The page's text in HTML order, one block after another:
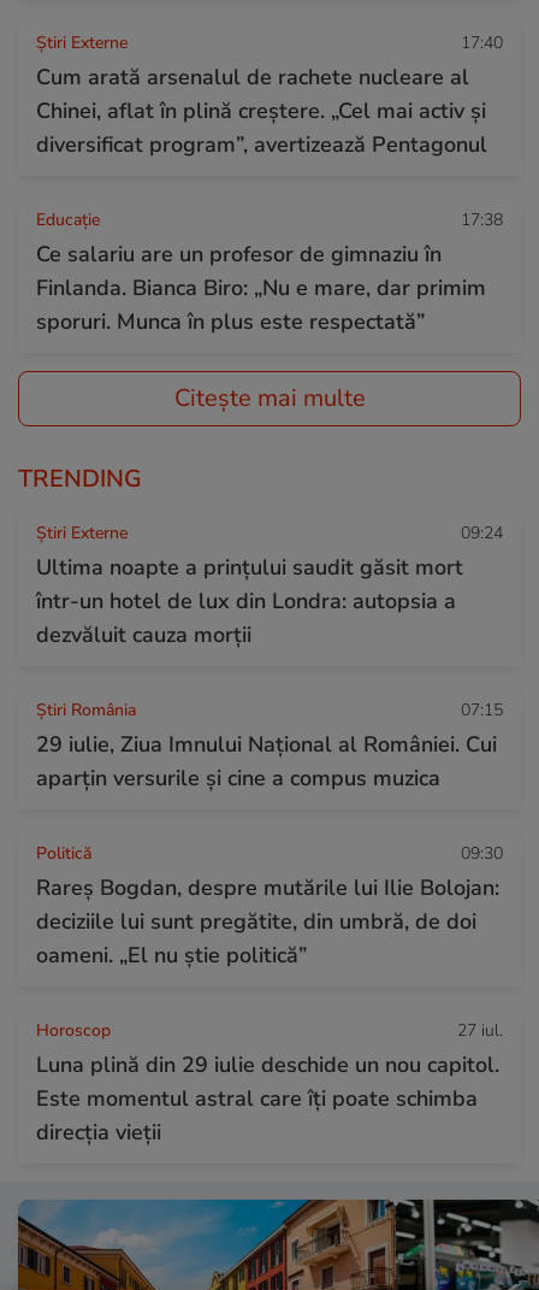
Știri Externe 17:40
Cum arată arsenalul de rachete nucleare al
Chinei, aflat în plină creștere. „Cel mai activ și
diversificat program”, avertizează Pentagonul
Educație 17:38
Ce salariu are un profesor de gimnaziu în
Finlanda. Bianca Biro: „Nu e mare, dar primim
sporuri. Munca în plus este respectată”
Citește mai multe
TRENDING
Știri Externe 09:24
Ultima noapte a prințului saudit găsit mort
într-un hotel de lux din Londra: autopsia a
dezvăluit cauza morții
Știri România 07:15
29 iulie, Ziua Imnului Național al României. Cui
aparțin versurile și cine a compus muzica
Politică 09:30
Rareș Bogdan, despre mutările lui Ilie Bolojan:
deciziile lui sunt pregătite, din umbră, de doi
oameni. „El nu știe politică”
Horoscop 27 iul.
Luna plină din 29 iulie deschide un nou capitol.
Este momentul astral care îți poate schimba
direcția vieții